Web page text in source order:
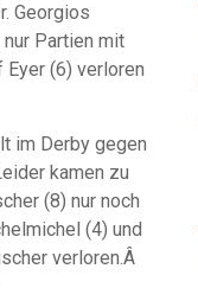
Georgios
Partien mit
Eyer (6) verloren
im Derby gegen
kamen zu
(8) nur noch
(4) und
verloren.Â